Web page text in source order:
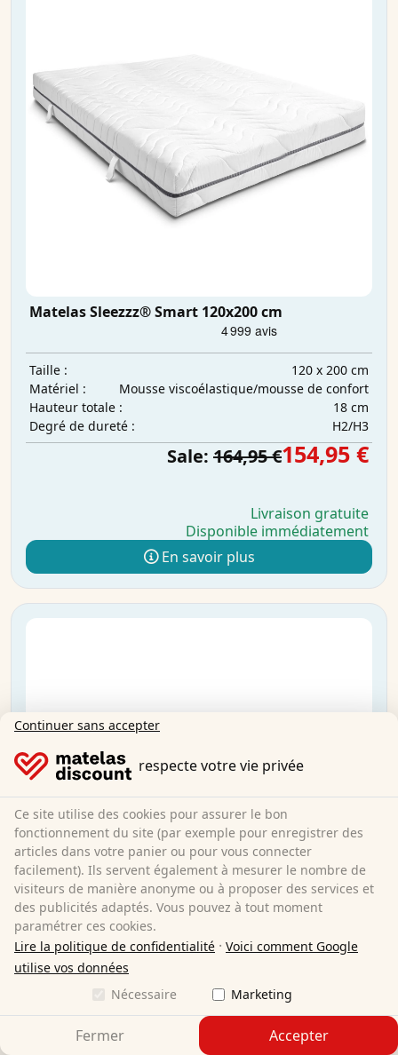
Matelas Sleezzz® Smart 120x200 cm
Taille :
120 x 200 cm
Matériel :
Mousse viscoélastique/mousse de confort
Hauteur totale :
18 cm
Degré de dureté :
H2/H3
Sale: 164,95 €154,95 €
Livraison gratuite
Disponible immédiatement
En savoir plus
Matelas Sleezzz® Smart 140x200 cm
140 x 200 cm
Continuer sans accepter
respecte votre vie privée
Ce site utilise des cookies pour assurer le bon
fonctionnement du site (par exemple pour enregistrer des
articles dans votre panier ou pour vous connecter
facilement). Ils servent également à mesurer le nombre de
visiteurs de manière anonyme ou à proposer des services et
des publicités adaptés. Vous pouvez à tout moment
paramétrer ces cookies.
Lire la politique de confidentialité · Voici comment Google
utilise vos données
Nécessaire
Marketing
Fermer Accepter